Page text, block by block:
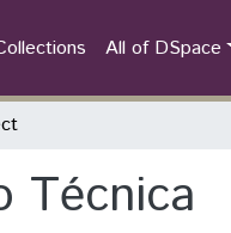
All of DSpace
Técnica